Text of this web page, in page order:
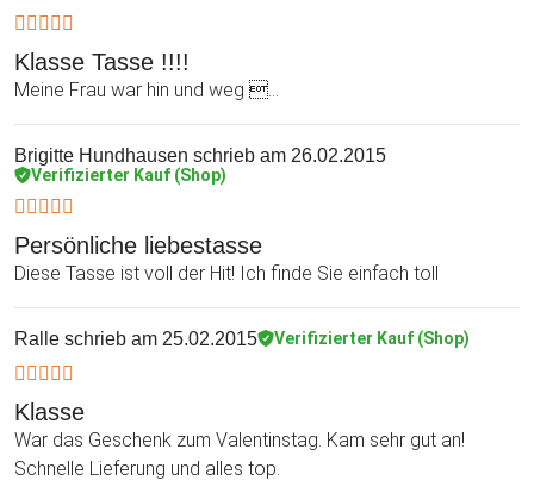
Klasse Tasse !!!!
Meine Frau war hin und weg ...
Brigitte Hundhausen schrieb am 26.02.2015
Verifizierter Kauf (Shop)
Persönliche liebestasse
Diese Tasse ist voll der Hit! Ich finde Sie einfach toll
Ralle schrieb am 25.02.2015 Verifizierter Kauf (Shop)
Klasse
War das Geschenk zum Valentinstag. Kam sehr gut an!
Schnelle Lieferung und alles top.